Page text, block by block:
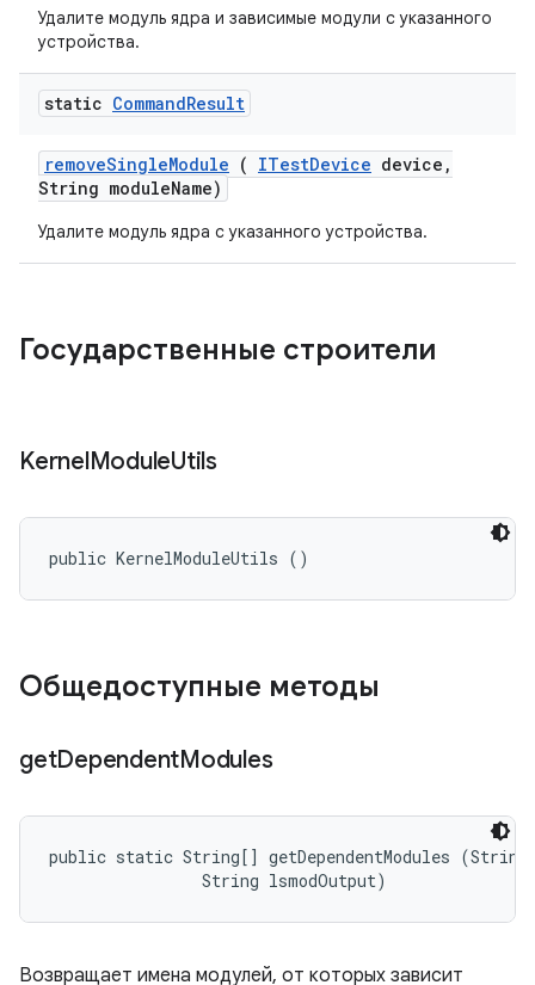
Удалите модуль ядра и зависимые модули с указанного
устройства.
static CommandResult
removeSingleModule ( ITestDevice device ,
String moduleName)
Удалите модуль ядра с указанного устройства.
Государственные строители
KernelModuleUtils
public KernelModuleUtils ()
Общедоступные методы
getDependentModules
public static String[] getDependentModules (String
                String lsmodOutput)
Возвращает имена модулей, от которых зависит